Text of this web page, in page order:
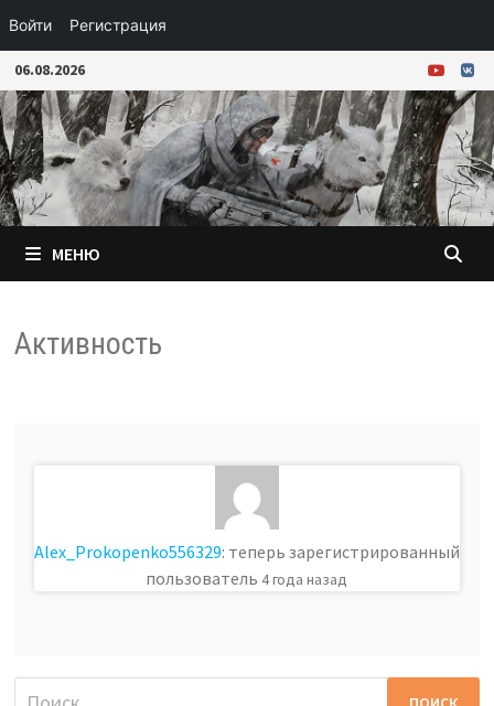
Войти Регистрация
Перейти
к
содержимому
06.08.2026
МЕНЮ
Активность
Alex_Prokopenko556329: теперь зарегистрированный
пользователь 4 года назад
Найти: